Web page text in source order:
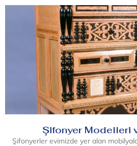
Şifonyer Modelleri
Şifonyerler evimizde yer alan